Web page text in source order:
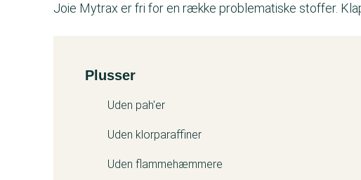
Joie Mytrax er fri for en række problematiske stoffer.
Kemitest
Plusser
Uden pah'er
Uden klorparaffiner
Uden flammehæmmere